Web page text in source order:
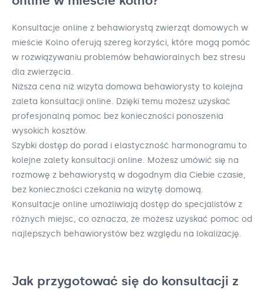
Konsultacje online z behawiorystą zwierząt domowych w
mieście Kolno oferują szereg korzyści, które mogą pomóc
w rozwiązywaniu problemów behawioralnych bez stresu
dla zwierzęcia.
Niższa cena niż wizyta domowa behawiorysty to kolejna
zaleta konsultacji online. Dzięki temu możesz uzyskać
profesjonalną pomoc bez konieczności ponoszenia
wysokich kosztów.
Szybki dostęp do porad i elastyczność harmonogramu to
kolejne zalety konsultacji online. Możesz umówić się na
rozmowę z behawiorystą w dogodnym dla Ciebie czasie,
bez konieczności czekania na wizytę domową.
Konsultacje online umożliwiają dostęp do specjalistów z
różnych miejsc, co oznacza, że możesz uzyskać pomoc od
najlepszych behawiorystów bez względu na lokalizację.
Jak przygotować się do konsultacji z